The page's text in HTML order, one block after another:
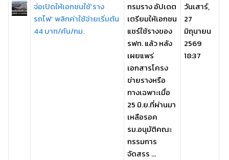
จ่อเปิดให้เอกชนใช้‘ราง
รถไฟ’ พลิกค่าใช้จ่ายเริ่มต้น
44 บาท/คัน/กม.
กรมราง อัปเดต
เตรียมให้เอกชน
แชร์ใช้รางของ
รฟท. แล้ว หลัง
เผยแพร่
เอกสารโครง
ข่ายรางหรือ
ทางเฉพาะเมื่อ
25 มิ.ย.ที่ผ่านมา
เหลือรอค
รม.อนุมัติคณะ
กรรมการ
จัดสรร ...
วันเสาร์,
27
มิถุนายน
2569
18:37